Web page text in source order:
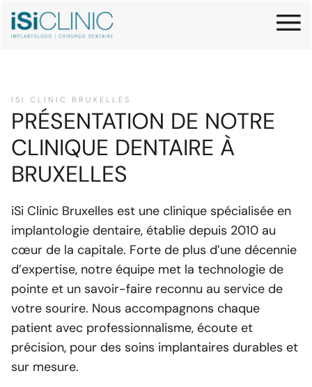
ISI CLINIC BRUXELLES
PRÉSENTATION DE NOTRE
CLINIQUE DENTAIRE À
BRUXELLES
iSi Clinic Bruxelles est une clinique spécialisée en
implantologie dentaire, établie depuis 2010 au
cœur de la capitale. Forte de plus d’une décennie
d’expertise, notre équipe met la technologie de
pointe et un savoir-faire reconnu au service de
votre sourire. Nous accompagnons chaque
patient avec professionnalisme, écoute et
précision, pour des soins implantaires durables et
sur mesure.